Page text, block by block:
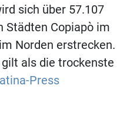
sich über 57.107
Städten Copiapò im
Norden erstrecken.
als die trockenste
Press